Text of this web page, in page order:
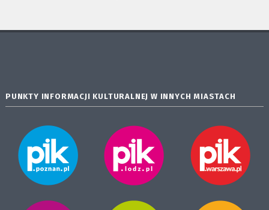
PUNKTY INFORMACJI KULTURALNEJ W INNYCH MIASTACH